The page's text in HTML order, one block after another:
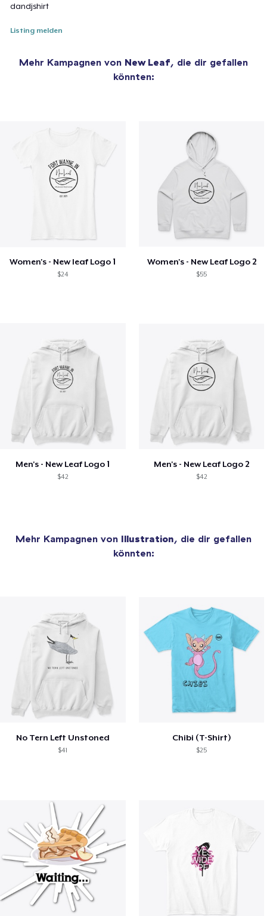
dandjshirt
Listing melden
Mehr Kampagnen von New Leaf, die dir gefallen
könnten:
Women's - New leaf Logo 1
$24
Women's - New Leaf Logo 2
$55
Men's - New Leaf Logo 1
$42
Men's - New Leaf Logo 2
$42
Mehr Kampagnen von Illustration, die dir gefallen
könnten:
No Tern Left Unstoned
$41
Chibi (T-Shirt)
$25